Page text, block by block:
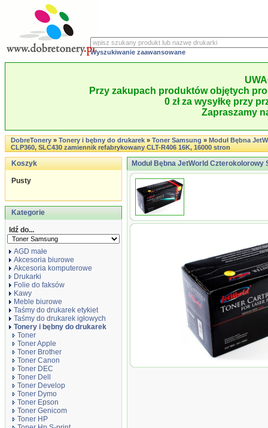
Wyszukiwanie zaawansowane
Przy zakupach produktów objętych
0 zł za wysyłkę przy
Zapraszamy
DobreTonery»Tonery i bębny do drukarek»Toner Samsung»Moduł Bębna
CLP360, SLC430 zamiennik refabrykowany CLT-R406 16K, 16000 stron
Koszyk
Pusty
Kategorie
Idź do...
AGD małe
Akcesoria biurowe
Akcesoria komputerowe
Drukarki
Folie do faksów
Kawy
Meble biurowe
Taśmy do drukarek etykiet
Taśmy do drukarek igłowych
Tonery i bębny do drukarek
Toner
Toner Apple
Toner Brother
Toner Canon
Toner DEC
Toner Dell
Toner Develop
Toner Dymo
Toner Epson
Toner Genicom
Toner HP
Moduł Bębna JetWorld
Moduł Bębna JetWorld